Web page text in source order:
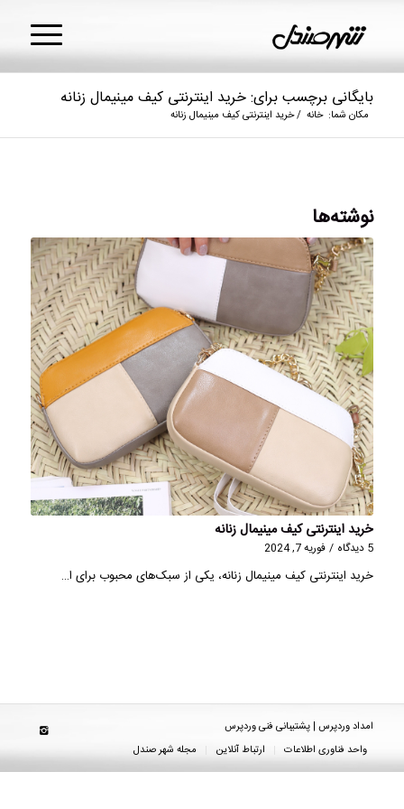
بایگانی برچسب برای: خرید اینترنتی کیف مینیمال زنانه
مکان شما: خانه /خرید اینترنتی کیف مینیمال زنانه
نوشته‌ها
خرید اینترنتی کیف مینیمال زنانه
5 دیدگاه / فوریه 7, 2024
خرید اینترنتی کیف مینیمال زنانه، یکی از سبک‌های محبوب برای ا…
امداد وردپرس | پشتیبانی فنی وردپرس
واحد فناوری اطلاعات
ارتباط آنلاین مجله شهر صندل